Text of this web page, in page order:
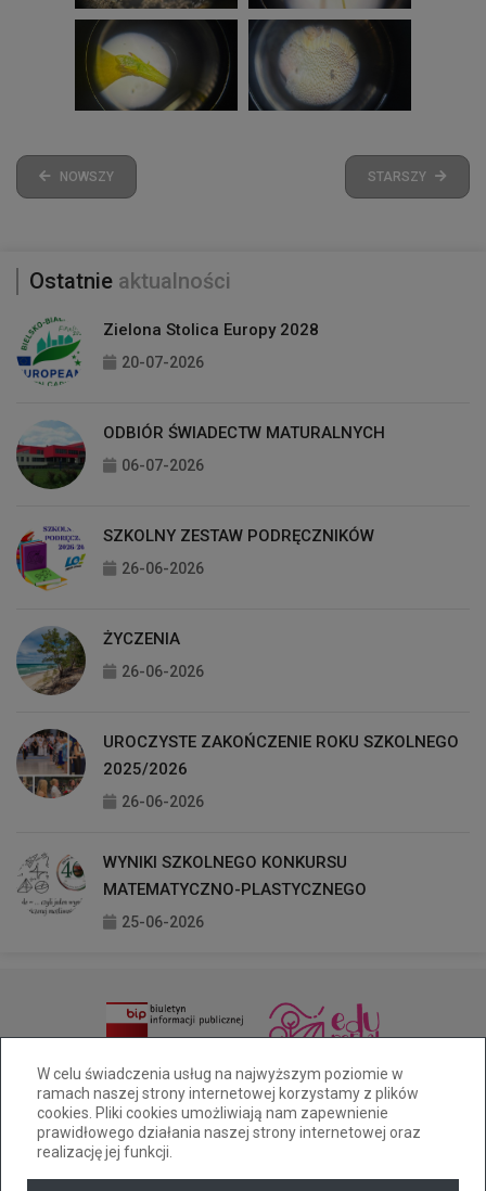
W celu świadczenia usług na najwyższym poziomie w
ramach naszej strony internetowej korzystamy z plików
cookies. Pliki cookies umożliwiają nam zapewnienie
prawidłowego działania naszej strony internetowej oraz
realizację jej funkcji.
NOWSZY STARSZY
Ostatnie aktualności
Zielona Stolica Europy 2028
20-07-2026
ODBIÓR ŚWIADECTW MATURALNYCH
06-07-2026
SZKOLNY ZESTAW PODRĘCZNIKÓW
26-06-2026
ŻYCZENIA
26-06-2026
UROCZYSTE ZAKOŃCZENIE ROKU SZKOLNEGO
2025/2026
26-06-2026
WYNIKI SZKOLNEGO KONKURSU
MATEMATYCZNO-PLASTYCZNEGO
25-06-2026
33 811 92 21
sekretariat@zsoak.pl
ul. Sternicza 4, Bielsko-Biała
Deklaracja dostępności
Tryb wysokiego kontrastu